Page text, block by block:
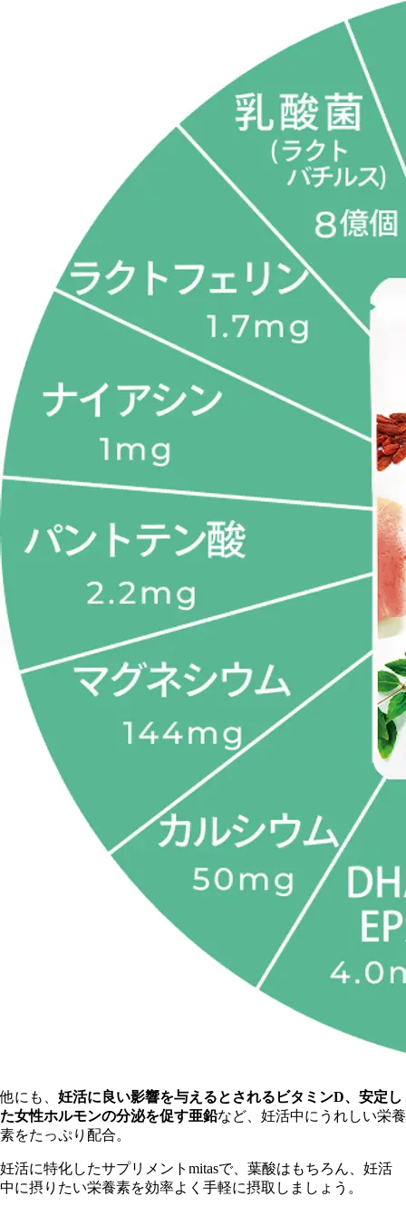
他にも、 妊活に良い影響を与えるとされるビタミンD、安定し
た女性ホルモンの分泌を促す亜鉛など、妊活中にうれしい栄養
素をたっぷり配合。
妊活に特化したサプリメントmitasで、葉酸はもちろん、妊活
中に摂りたい栄養素を効率よく手軽に摂取しましょう。